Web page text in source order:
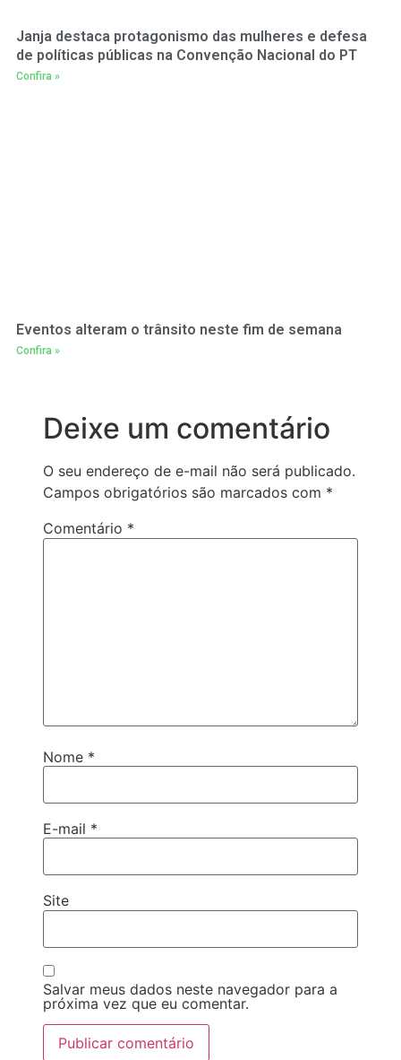
Janja destaca protagonismo das mulheres e defesa
de políticas públicas na Convenção Nacional do PT
Confira »
Eventos alteram o trânsito neste fim de semana
Confira »
Deixe um comentário
O seu endereço de e-mail não será publicado.
Campos obrigatórios são marcados com *
Comentário *
Nome *
E-mail *
Site
Salvar meus dados neste navegador para a
próxima vez que eu comentar.